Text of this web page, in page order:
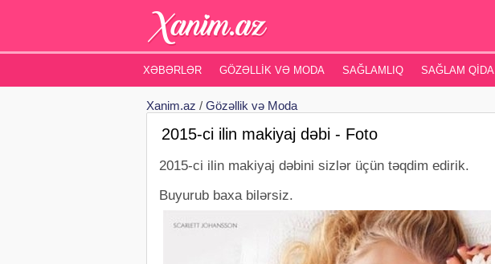
XƏBƏRLƏR GÖZƏLLIK VƏ MODA SAĞLAMLIQ SAĞLAM QIDA
Xanim.az / Gözəllik və Moda
2015-ci ilin makiyaj dəbi - Foto
2015-ci ilin makiyaj dəbini sizlər üçün təqdim edirik.
Buyurub baxa bilərsiz.